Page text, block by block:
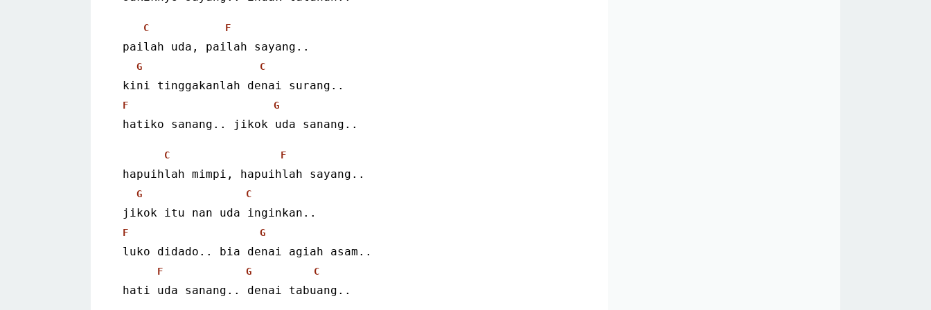
C F
pailah uda, pailah sayang..
G C
kini tinggakanlah denai surang..
F G
hatiko sanang.. jikok uda sanang..
C F
hapuihlah mimpi, hapuihlah sayang..
G C
jikok itu nan uda inginkan..
F G
luko didado.. bia denai agiah asam..
F G C
hati uda sanang.. denai tabuang..